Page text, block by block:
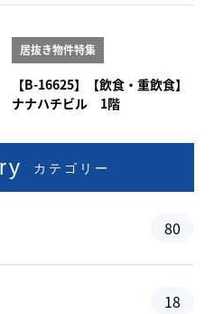
居抜き物件特集
【B-16625】【飲食・重飲食】
ナナハチビル 1階
カテゴリー
80
18